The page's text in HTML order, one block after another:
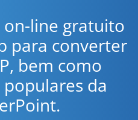
on-line gratuito
para converter
bem como
da